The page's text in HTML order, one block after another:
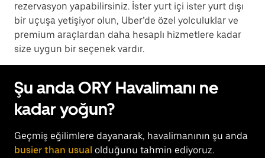
rezervasyon yapabilirsiniz. İster yurt içi ister yurt dışı
bir uçuşa yetişiyor olun, Uber’de özel yolculuklar ve
premium araçlardan daha hesaplı hizmetlere kadar
size uygun bir seçenek vardır.
Şu anda ORY Havalimanı ne
kadar yoğun?
Geçmiş eğilimlere dayanarak, havalimanının şu anda
busier than usual olduğunu tahmin ediyoruz.